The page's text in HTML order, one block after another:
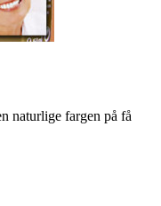
naturlige fargen på få